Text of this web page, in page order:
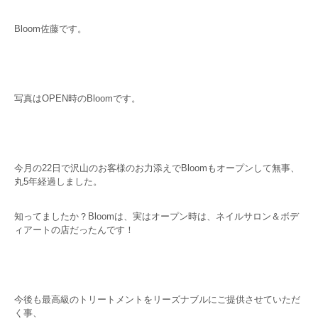
Bloom佐藤です。
写真はOPEN時のBloomです。
今月の22日で沢山のお客様のお力添えでBloomもオープンして無事、
丸5年経過しました。
知ってましたか？Bloomは、実はオープン時は、ネイルサロン＆ボデ
ィアートの店だったんです！
今後も最高級のトリートメントをリーズナブルにご提供させていただ
く事、